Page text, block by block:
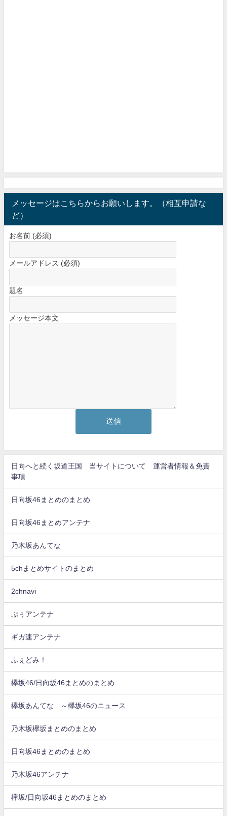
メッセージはこちらからお願いします。（相互申請な
ど）
お名前 (必須)
メールアドレス (必須)
題名
メッセージ本文
日向へと続く坂道王国 当サイトについて 運営者情報＆免責
事項
日向坂46まとめのまとめ
日向坂46まとめアンテナ
乃木坂あんてな
5chまとめサイトのまとめ
2chnavi
ぷぅアンテナ
ギガ速アンテナ
ふぇどみ！
欅坂46/日向坂46まとめのまとめ
欅坂あんてな ～欅坂46のニュース
乃木坂欅坂まとめのまとめ
日向坂46まとめのまとめ
乃木坂46アンテナ
欅坂/日向坂46まとめのまとめ